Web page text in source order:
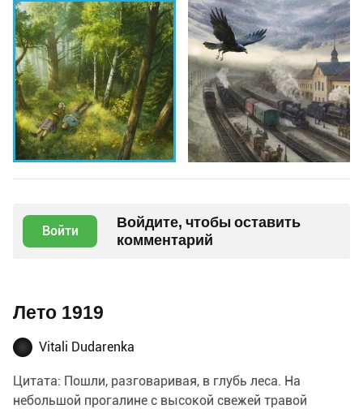
Войти
Войдите, чтобы оставить
комментарий
Лето 1919
Vitali Dudarenka
Цитата: Пошли, разговаривая, в глубь леса. На
небольшой прогалине с высокой свежей травой